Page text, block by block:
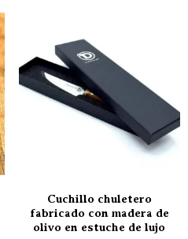
Cuchillo chuletero
fabricado con madera de
olivo en estuche de lujo